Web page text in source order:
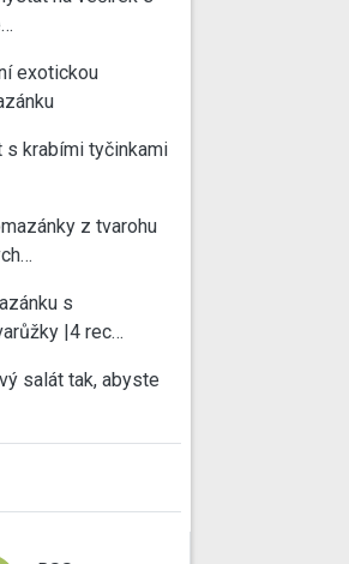
exotickou
s krabími tyčinkami
z tvarohu
s
|4 rec…
salát tak, abyste